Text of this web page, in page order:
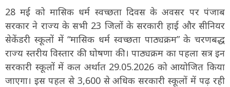
28 मई को मासिक धर्म स्वच्छता दिवस के अवसर पर पंजाब
सरकार ने राज्य के सभी 23 जिलों के सरकारी हाई और सीनियर
सेकेंडरी स्कूलों में “मासिक धर्म स्वच्छता पाठ्यक्रम” के चरणबद्ध
राज्य स्तरीय विस्तार की घोषणा की। पाठ्यक्रम का पहला सत्र इन
सरकारी स्कूलों में कल अर्थात 29.05.2026 को आयोजित किया
जाएगा। इस पहल से 3,600 से अधिक सरकारी स्कूलों में पढ़ रही